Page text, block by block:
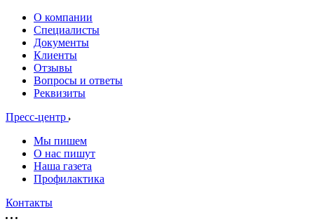
О компании
Специалисты
Документы
Клиенты
Отзывы
Вопросы и ответы
Реквизиты
Пресс-центр
Мы пишем
О нас пишут
Наша газета
Профилактика
Контакты